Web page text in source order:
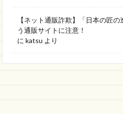
【ネット通販詐欺】「日本の匠
う通販サイトに注意！
に katsu より